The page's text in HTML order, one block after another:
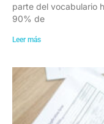
parte del vocabulario
90% de
Leer más